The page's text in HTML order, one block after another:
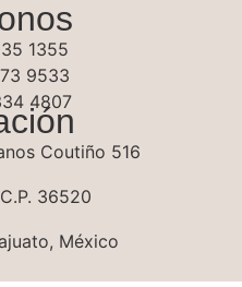
1355
9533
4807
Coutiño 516
36520
México